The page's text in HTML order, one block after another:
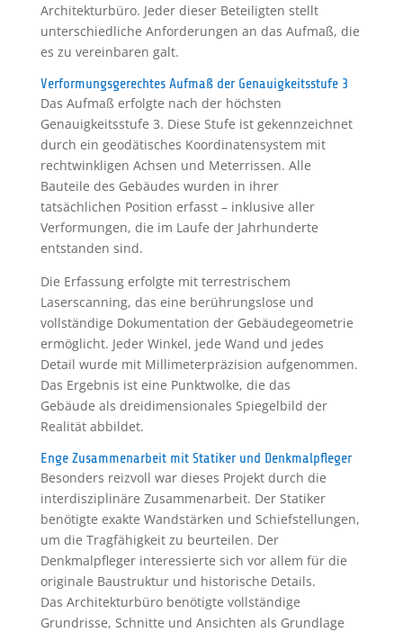
Architekturbüro. Jeder dieser Beteiligten stellt
unterschiedliche Anforderungen an das Aufmaß, die
es zu vereinbaren galt.
Verformungsgerechtes Aufmaß der Genauigkeitsstufe 3
Das Aufmaß erfolgte nach der höchsten
Genauigkeitsstufe 3. Diese Stufe ist gekennzeichnet
durch ein geodätisches Koordinatensystem mit
rechtwinkligen Achsen und Meterrissen. Alle
Bauteile des Gebäudes wurden in ihrer
tatsächlichen Position erfasst – inklusive aller
Verformungen, die im Laufe der Jahrhunderte
entstanden sind.
Die Erfassung erfolgte mit terrestrischem
Laserscanning, das eine berührungslose und
vollständige Dokumentation der Gebäudegeometrie
ermöglicht. Jeder Winkel, jede Wand und jedes
Detail wurde mit Millimeterpräzision aufgenommen.
Das Ergebnis ist eine Punktwolke, die das
Gebäude als dreidimensionales Spiegelbild der
Realität abbildet.
Enge Zusammenarbeit mit Statiker und Denkmalpfleger
Besonders reizvoll war dieses Projekt durch die
interdisziplinäre Zusammenarbeit. Der Statiker
benötigte exakte Wandstärken und Schiefstellungen,
um die Tragfähigkeit zu beurteilen. Der
Denkmalpfleger interessierte sich vor allem für die
originale Baustruktur und historische Details.
Das Architekturbüro benötigte vollständige
Grundrisse, Schnitte und Ansichten als Grundlage